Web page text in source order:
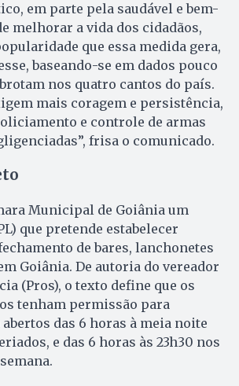
em parte pela saudável e bem-
melhorar a vida dos cidadãos,
que essa medida gera,
baseando-se em dados pouco
nos quatro cantos do país.
mais coragem e persistência,
e controle de armas
frisa o comunicado.
Municipal de Goiânia um
que pretende estabelecer
de bares, lanchonetes
Goiânia. De autoria do vereador
(Pros), o texto define que os
tenham permissão para
das 6 horas à meia noite
e das 6 horas às 23h30 nos